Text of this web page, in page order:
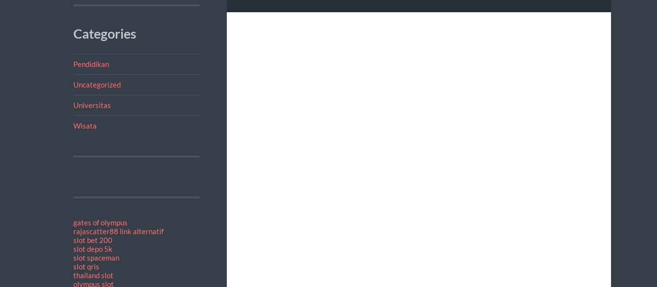
Categories
Pendidikan
Uncategorized
Universitas
Wisata
gates of olympus
rajascatter88 link alternatif
slot bet 200
slot depo 5k
slot spaceman
slot qris
thailand slot
olympus slot